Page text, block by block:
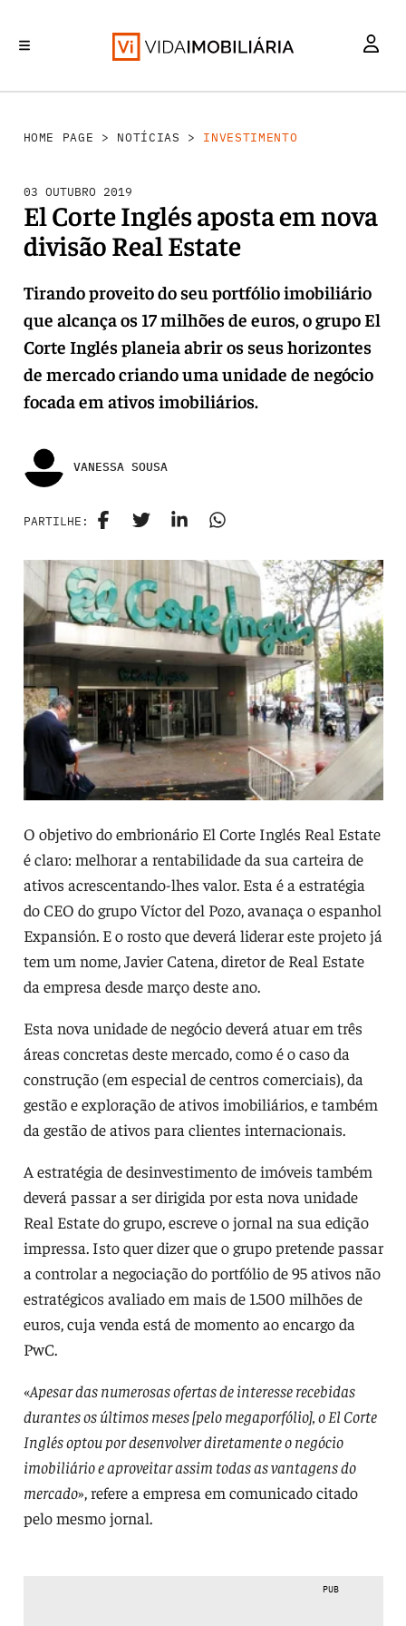
HOME PAGE > NOTÍCIAS > INVESTIMENTO
03 OUTUBRO 2019
El Corte Inglés aposta em nova
divisão Real Estate
Tirando proveito do seu portfólio imobiliário
que alcança os 17 milhões de euros, o grupo El
Corte Inglés planeia abrir os seus horizontes
de mercado criando uma unidade de negócio
focada em ativos imobiliários.
VANESSA SOUSA
PARTILHE:
O objetivo do embrionário El Corte Inglés Real Estate
é claro: melhorar a rentabilidade da sua carteira de
ativos acrescentando-lhes valor. Esta é a estratégia
do CEO do grupo Víctor del Pozo, avanaça o espanhol
Expansión. E o rosto que deverá liderar este projeto já
tem um nome, Javier Catena, diretor de Real Estate
da empresa desde março deste ano.
Esta nova unidade de negócio deverá atuar em três
áreas concretas deste mercado, como é o caso da
construção (em especial de centros comerciais), da
gestão e exploração de ativos imobiliários, e também
da gestão de ativos para clientes internacionais.
A estratégia de desinvestimento de imóveis também
deverá passar a ser dirigida por esta nova unidade
Real Estate do grupo, escreve o jornal na sua edição
impressa. Isto quer dizer que o grupo pretende passar
a controlar a negociação do portfólio de 95 ativos não
estratégicos avaliado em mais de 1.500 milhões de
euros, cuja venda está de momento ao encargo da
PwC.
«Apesar das numerosas ofertas de interesse recebidas
durantes os últimos meses [pelo megaporfólio], o El Corte
Inglés optou por desenvolver diretamente o negócio
imobiliário e aproveitar assim todas as vantagens do
mercado», refere a empresa em comunicado citado
pelo mesmo jornal.
PUB